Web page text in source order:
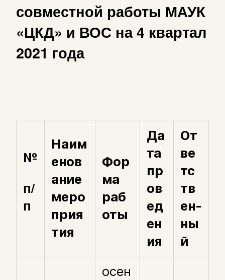
совместной работы МАУК
«ЦКД» и ВОС на 4 квартал
2021 года
№
п/
п
Наим
енов
ание
меро
прия
тия
Фор
ма
раб
оты
Да
та
пр
ов
ед
ен
ия
От
ве
тс
тв
ен-
ны
й
осен